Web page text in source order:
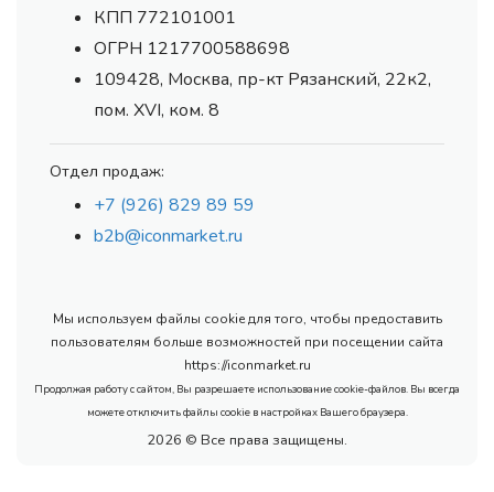
КПП 772101001
ОГРН 1217700588698
109428, Москва, пр-кт Рязанский, 22к2,
пом. XVI, ком. 8
Отдел продаж:
+7 (926) 829 89 59
b2b@iconmarket.ru
Мы используем файлы cookie для того, чтобы предоставить
пользователям больше возможностей при посещении сайта
https://iconmarket.ru
Продолжая работу с сайтом, Вы разрешаете использование cookie-файлов. Вы всегда
можете отключить файлы cookie в настройках Вашего браузера.
2026 © Все права защищены.